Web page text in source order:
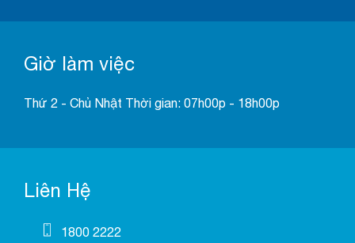
Giờ làm việc
Thứ 2 - Chủ Nhật Thời gian: 07h00p - 18h00p
Liên Hệ
1800 2222